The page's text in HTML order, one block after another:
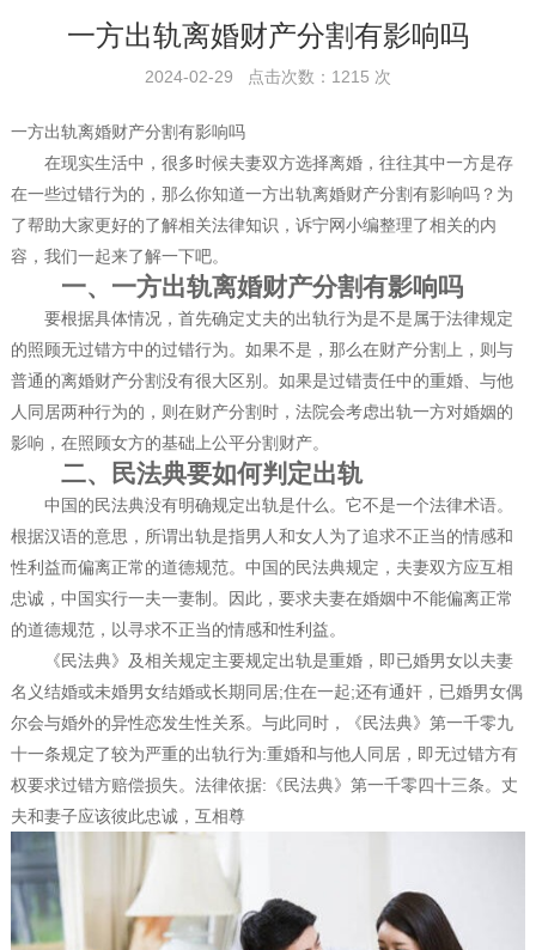
一方出轨离婚财产分割有影响吗
2024-02-29 点击次数：1215 次
一方出轨离婚财产分割有影响吗
在现实生活中，很多时候夫妻双方选择离婚，往往其中一方是存
在一些过错行为的，那么你知道一方出轨离婚财产分割有影响吗？为
了帮助大家更好的了解相关法律知识，诉宁网小编整理了相关的内
容，我们一起来了解一下吧。
一、一方出轨离婚财产分割有影响吗
要根据具体情况，首先确定丈夫的出轨行为是不是属于法律规定
的照顾无过错方中的过错行为。如果不是，那么在财产分割上，则与
普通的离婚财产分割没有很大区别。如果是过错责任中的重婚、与他
人同居两种行为的，则在财产分割时，法院会考虑出轨一方对婚姻的
影响，在照顾女方的基础上公平分割财产。
二、民法典要如何判定出轨
中国的民法典没有明确规定出轨是什么。它不是一个法律术语。
根据汉语的意思，所谓出轨是指男人和女人为了追求不正当的情感和
性利益而偏离正常的道德规范。中国的民法典规定，夫妻双方应互相
忠诚，中国实行一夫一妻制。因此，要求夫妻在婚姻中不能偏离正常
的道德规范，以寻求不正当的情感和性利益。
《民法典》及相关规定主要规定出轨是重婚，即已婚男女以夫妻
名义结婚或未婚男女结婚或长期同居;住在一起;还有通奸，已婚男女偶
尔会与婚外的异性恋发生性关系。与此同时，《民法典》第一千零九
十一条规定了较为严重的出轨行为:重婚和与他人同居，即无过错方有
权要求过错方赔偿损失。法律依据:《民法典》第一千零四十三条。丈
夫和妻子应该彼此忠诚，互相尊